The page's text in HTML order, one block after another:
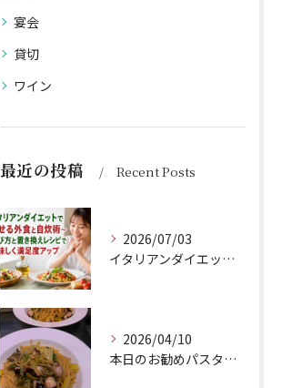
宴会
貸切
ワイン
最近の投稿 Recent Posts
2026/07/03
イタリアンダイエットで痩せる外食と自炊術〜選び方と置き換えレシピで美味しく満足度アップ
2026/04/10
本日のお勧めパスタは、シェフのきまぐれが光る特製ペペロンチー...